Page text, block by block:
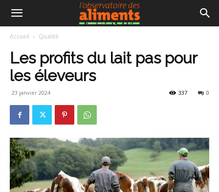
Accueil Qualité
Les profits du lait pas pour
les éleveurs
23 janvier 2024 0
337